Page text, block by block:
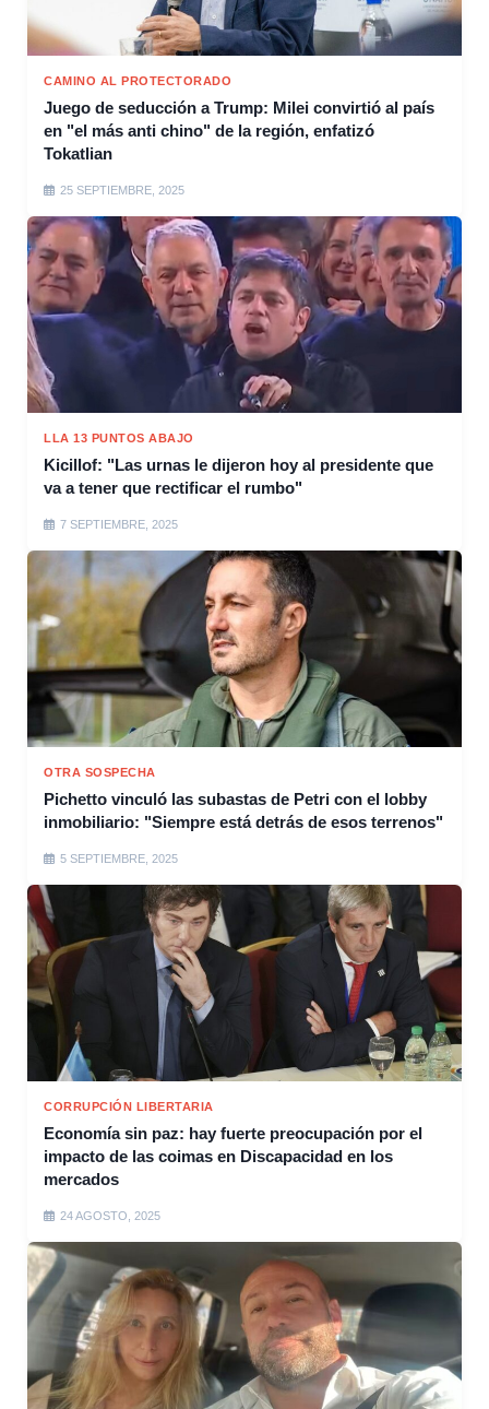
CAMINO AL PROTECTORADO
Juego de seducción a Trump: Milei convirtió al país
en "el más anti chino" de la región, enfatizó
Tokatlian
25 SEPTIEMBRE, 2025
LLA 13 PUNTOS ABAJO
Kicillof: "Las urnas le dijeron hoy al presidente que
va a tener que rectificar el rumbo"
7 SEPTIEMBRE, 2025
OTRA SOSPECHA
Pichetto vinculó las subastas de Petri con el lobby
inmobiliario: "Siempre está detrás de esos terrenos"
5 SEPTIEMBRE, 2025
CORRUPCIÓN LIBERTARIA
Economía sin paz: hay fuerte preocupación por el
impacto de las coimas en Discapacidad en los
mercados
24 AGOSTO, 2025